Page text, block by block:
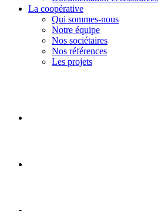
La coopérative
Qui sommes-nous
Notre équipe
Nos sociétaires
Nos références
Les projets